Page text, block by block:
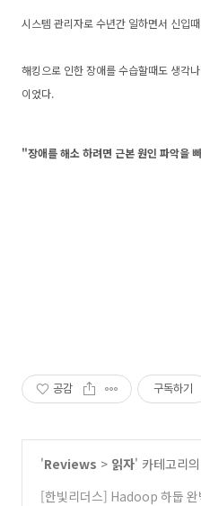
시스템 관리자로 수년간 일하면서 신입
해킹으로 인한 장애를 수습할때도 생각
이었다.
"장애를 해소 하려면 근본 원인 파악을
공감 구독하기
'Reviews > 읽자' 카테고리
[한빛리더스] Hadoop 하둡 완